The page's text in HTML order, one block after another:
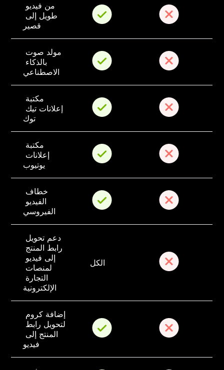
من فيديو
طويل إلى
قصير
مولد صوت
بالذكاء
الاصطناعي
مكتبة
إعلانات تيك
توك
مكتبة
إعلانات
يوتيوب
خطاف
الفيديو
الفيروسي
دعم تحويل
رابط المنتج
إلى فيديو
لمنصات
التجارة
الإلكترونية
الكل
إضافة كروم
لتحويل رابط
المنتج إلى
فيديو